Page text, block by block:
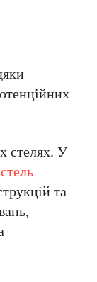
стелях. У
та